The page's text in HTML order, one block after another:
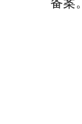
备案。